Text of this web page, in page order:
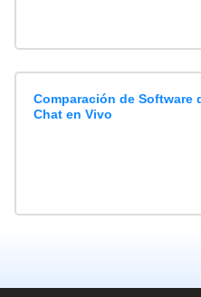
Comparación de Software
Chat en Vivo